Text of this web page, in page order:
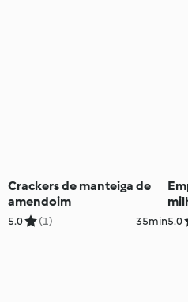
Crackers de manteiga de
amendoim
5.0 (1) 35min5.0